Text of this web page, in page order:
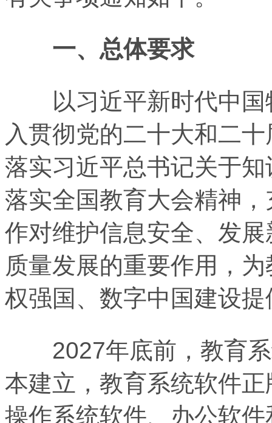
一、总体要求
以习近平新时代中国
入贯彻党的二十大和二
落实习近平总书记关于
落实全国教育大会精神
作对维护信息安全、发
质量发展的重要作用，
权强国、数字中国建设
2027年底前，教育系
本建立，教育系统软件
操作系统软件、办公软